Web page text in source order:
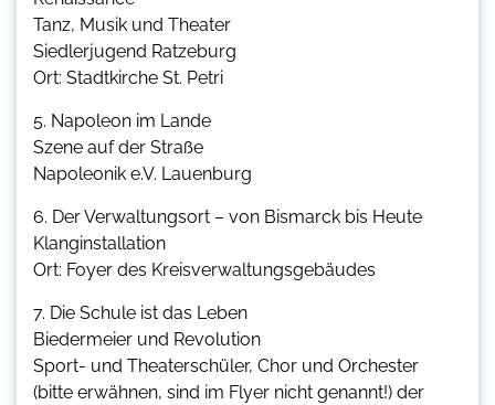
Tanz, Musik und Theater
Siedlerjugend Ratzeburg
Ort: Stadtkirche St. Petri
5. Napoleon im Lande
Szene auf der Straße
Napoleonik e.V. Lauenburg
6. Der Verwaltungsort – von Bismarck bis Heute
Klanginstallation
Ort: Foyer des Kreisverwaltungsgebäudes
7. Die Schule ist das Leben
Biedermeier und Revolution
Sport- und Theaterschüler, Chor und Orchester
(bitte erwähnen, sind im Flyer nicht genannt!) der